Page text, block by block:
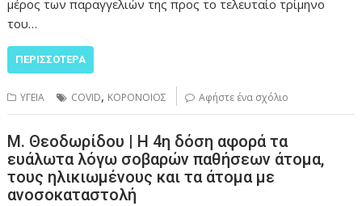
μέρος των παραγγελιών της προς το τελευταίο τρίμηνο
του…
ΠΕΡΙΣΣΌΤΕΡΑ
ΥΓΕΙΑ COVID, ΚΟΡΟΝΟΙΟΣ Αφήστε ένα σχόλιο
Μ. Θεοδωρίδου | Η 4η δόση αφορά τα
ευάλωτα λόγω σοβαρών παθήσεων άτομα,
τους ηλικιωμένους και τα άτομα με
ανοσοκαταστολή